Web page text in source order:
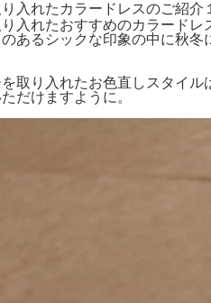
入れたカラードレスのご紹介
入れたおすすめのカラードレ
あるシックな印象の中に秋
取り入れたお色直しスタイ
だけますように。